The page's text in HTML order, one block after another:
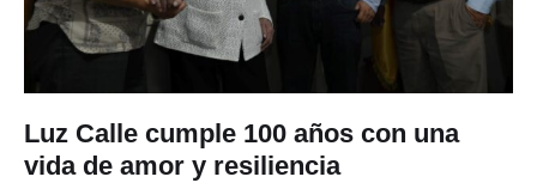
Luz Calle cumple 100 años con una
vida de amor y resiliencia